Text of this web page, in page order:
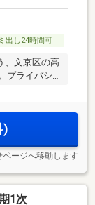
出し24時間可
、文京区の高
プライバシ
)
ページへ移動します
1次